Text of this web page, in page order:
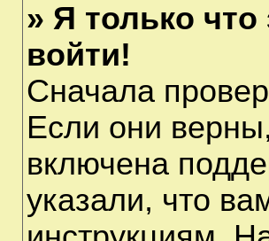
» Я только что
войти!
Сначала
Если они
включена
указали, что